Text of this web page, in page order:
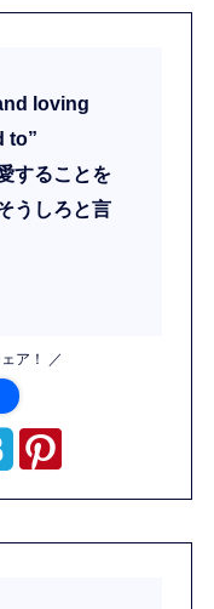
loving
to”
することを
うしろと言
ア！ ／